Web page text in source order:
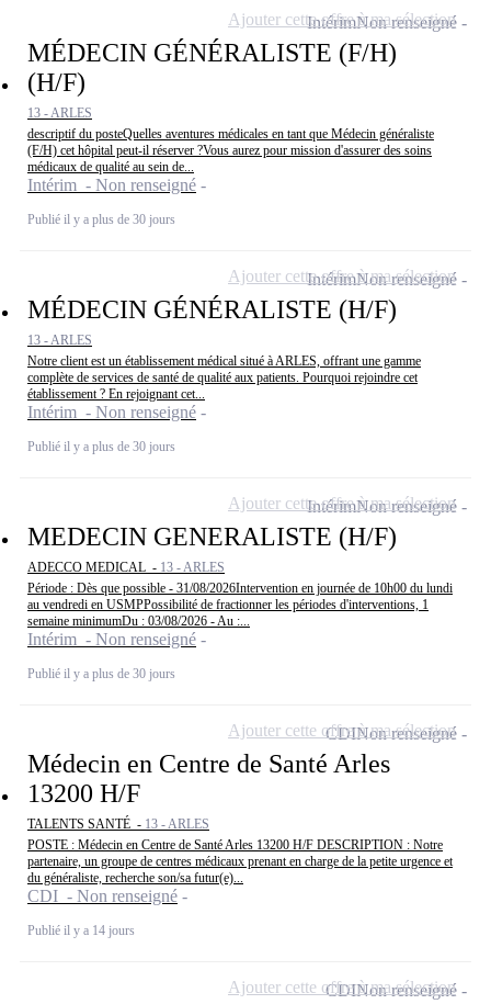
MÉDECIN GÉNÉRALISTE (F/H)
(H/F)
13 - ARLES
descriptif du posteQuelles aventures médicales en tant que Médecin généraliste
(F/H) cet hôpital peut-il réserver ?Vous aurez pour mission d'assurer des soins
médicaux de qualité au sein de...
Intérim - Non renseigné
Publié il y a plus de 30 jours
IntérimNon renseigné
Ajouter cette offre à ma sélection
MÉDECIN GÉNÉRALISTE (H/F)
13 - ARLES
Notre client est un établissement médical situé à ARLES, offrant une gamme
complète de services de santé de qualité aux patients. Pourquoi rejoindre cet
établissement ? En rejoignant cet...
Intérim - Non renseigné
Publié il y a plus de 30 jours
IntérimNon renseigné
Ajouter cette offre à ma sélection
MEDECIN GENERALISTE (H/F)
ADECCO MEDICAL - 13 - ARLES
Période : Dès que possible - 31/08/2026Intervention en journée de 10h00 du lundi
au vendredi en USMPPossibilité de fractionner les périodes d'interventions, 1
semaine minimumDu : 03/08/2026 - Au :...
Intérim - Non renseigné
Publié il y a plus de 30 jours
IntérimNon renseigné
Ajouter cette offre à ma sélection
Médecin en Centre de Santé Arles
13200 H/F
TALENTS SANTÉ - 13 - ARLES
POSTE : Médecin en Centre de Santé Arles 13200 H/F DESCRIPTION : Notre
partenaire, un groupe de centres médicaux prenant en charge de la petite urgence et
du généraliste, recherche son/sa futur(e)...
CDI - Non renseigné
Publié il y a 14 jours
CDINon renseigné
Ajouter cette offre à ma sélection
CDINon renseigné
Ajouter cette offre à ma sélection